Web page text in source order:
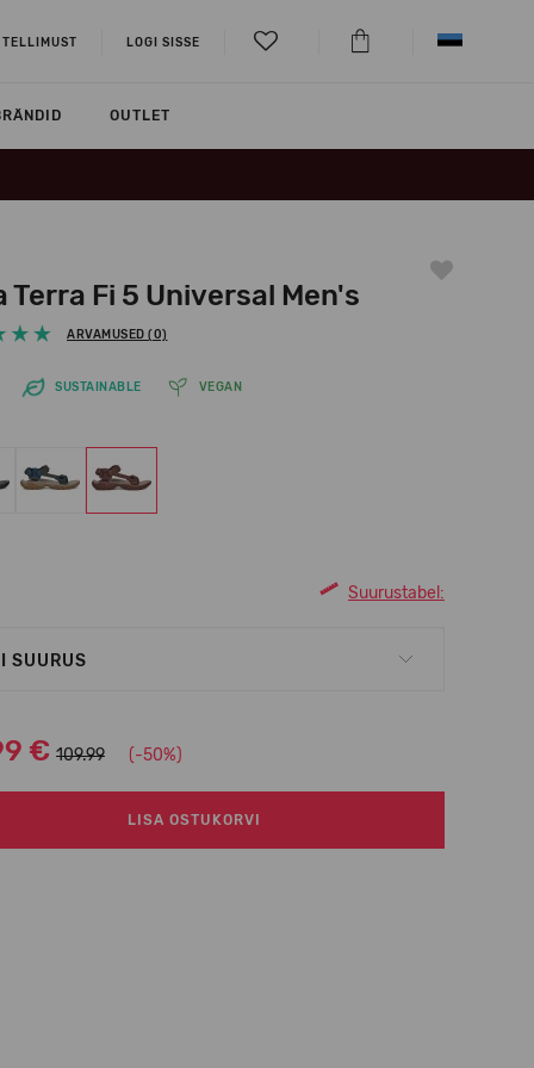
LOGI SISSE
OUTLET
Terra Fi 5 Universal Men's
ARVAMUSED (0)
SUSTAINABLE VEGAN
Suurustabel:
SUURUS
€ 109.99 (-50%)
LISA OSTUKORVI